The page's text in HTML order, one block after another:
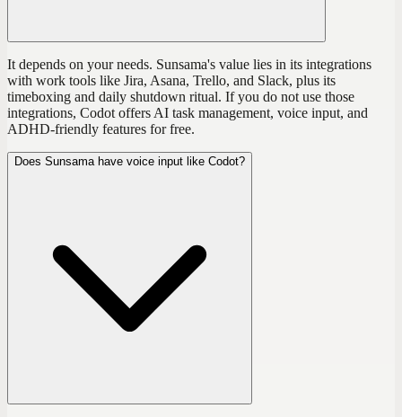
It depends on your needs. Sunsama's value lies in its integrations
with work tools like Jira, Asana, Trello, and Slack, plus its
timeboxing and daily shutdown ritual. If you do not use those
integrations, Codot offers AI task management, voice input, and
ADHD-friendly features for free.
Does Sunsama have voice input like Codot?